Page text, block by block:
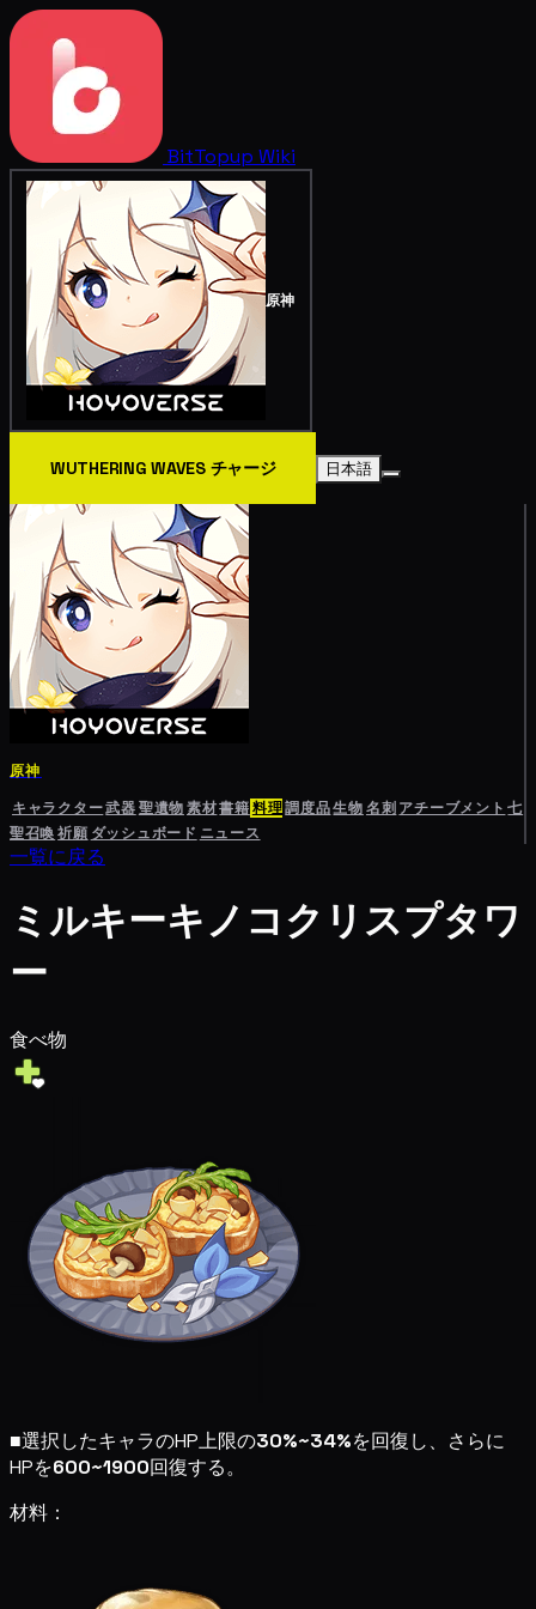
BitTopup Wiki
原神
WUTHERING WAVES チャージ 日本語
原神
キャラクター武器聖遺物素材書籍料理調度品生物名刺 アチーブメント 七
聖召喚祈願 ダッシュボード ニュース
一覧に戻る
ミルキーキノコクリスプタワ
ー
食べ物
■選択したキャラのHP上限の30%~34%を回復し、さらに
HPを600~1900回復する。
材料：